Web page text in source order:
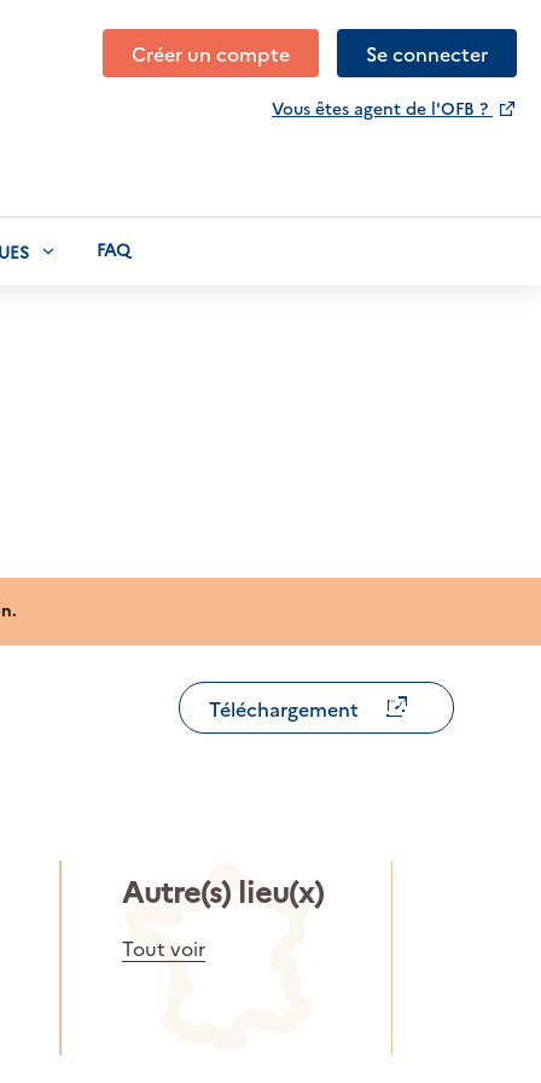
Créer un compte Se connecter
Vous êtes agent de l'OFB ?
FAQ
Téléchargement
Autre(s) lieu(x)
Tout voir